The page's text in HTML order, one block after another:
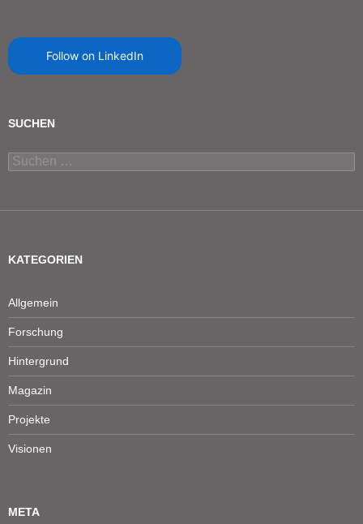
Follow on LinkedIn
SUCHEN
Suchen
nach:
KATEGORIEN
Allgemein
Forschung
Hintergrund
Magazin
Projekte
Visionen
META